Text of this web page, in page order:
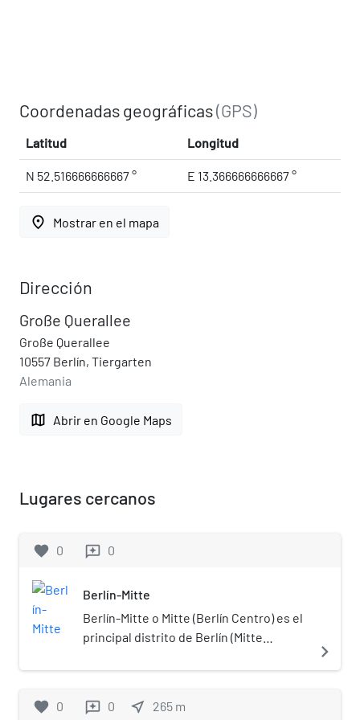
Coordenadas geográficas(GPS)
Latitud Longitud
N 52.516666666667 ° E 13.366666666667 °
place Mostrar en el mapa
Dirección
Große Querallee
Große Querallee
10557 Berlín, Tiergarten
Alemania
map Abrir en Google Maps
Lugares cercanos
favorite 0 reviews 0
Berlín-Mitte
Berlín-Mitte o Mitte (Berlín Centro) es el
principal distrito de Berlín (Mitte
distrito alberga al centro histórico de la
más importantes lugares turísticos de
navigate_next
favorite 0 reviews 0 near_me 265 m